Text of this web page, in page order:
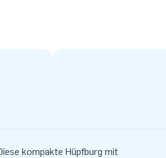
kompakte Hüpfburg mit